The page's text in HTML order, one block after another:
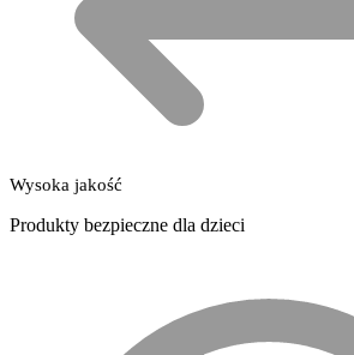
Wysoka jakość
Produkty bezpieczne dla dzieci